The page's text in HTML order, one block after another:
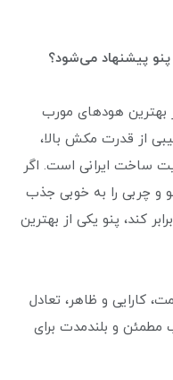
پیشنهاد می‌شود؟
هودهای مورب
از قدرت مکش بالا،
ساخت ایرانی است. اگر
و چربی را به خوبی جذب
کند، پنو یکی از بهترین
کارایی و ظاهر، تعادل
مطمئن و بلندمدت برای